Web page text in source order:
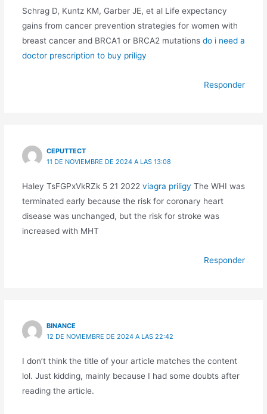
Schrag D, Kuntz KM, Garber JE, et al Life expectancy
gains from cancer prevention strategies for women with
breast cancer and BRCA1 or BRCA2 mutations do i need a
doctor prescription to buy priligy
Responder
CEPUTTECT
11 DE NOVIEMBRE DE 2024 A LAS 13:08
Haley TsFGPxVkRZk 5 21 2022 viagra priligy The WHI was
terminated early because the risk for coronary heart
disease was unchanged, but the risk for stroke was
increased with MHT
Responder
BINANCE
12 DE NOVIEMBRE DE 2024 A LAS 22:42
I don’t think the title of your article matches the content
lol. Just kidding, mainly because I had some doubts after
reading the article.